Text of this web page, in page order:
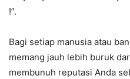
!”.
Bagi setiap manusia atau
memang jauh lebih buruk
membunuh reputasi Anda